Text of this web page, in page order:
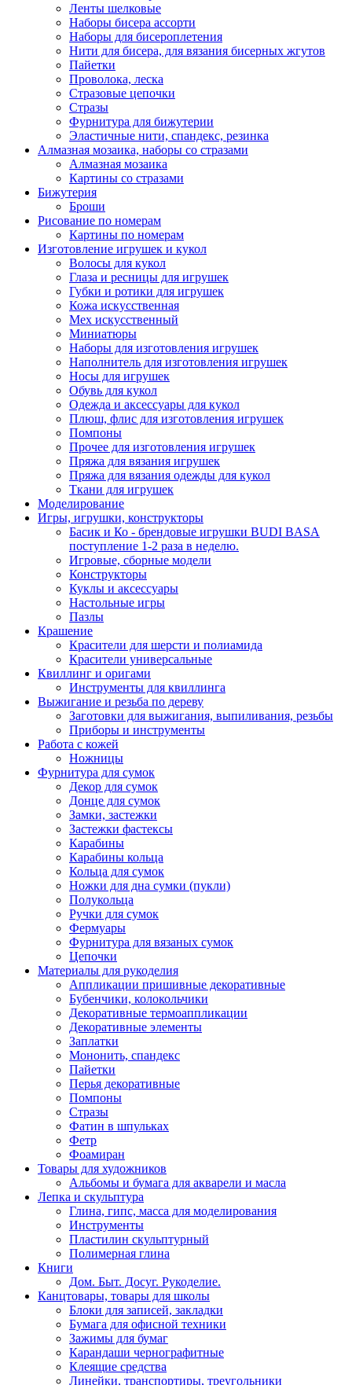
Ленты шелковые
Наборы бисера ассорти
Наборы для бисероплетения
Нити для бисера, для вязания бисерных жгутов
Пайетки
Проволока, леска
Стразовые цепочки
Стразы
Фурнитура для бижутерии
Эластичные нити, спандекс, резинка
Алмазная мозаика, наборы со стразами
Алмазная мозаика
Картины co стразами
Бижутерия
Броши
Рисование по номерам
Картины по номерам
Изготовление игрушек и кукол
Волосы для кукол
Глаза и ресницы для игрушек
Губки и ротики для игрушек
Кожа искусственная
Мех искусственный
Миниатюры
Наборы для изготовления игрушек
Наполнитель для изготовления игрушек
Носы для игрушек
Обувь для кукол
Одежда и аксессуары для кукол
Плюш, флис для изготовления игрушек
Помпоны
Прочее для изготовления игрушек
Пряжа для вязания игрушек
Пряжа для вязания одежды для кукол
Ткани для игрушек
Моделирование
Игры, игрушки, конструкторы
Басик и Ко - брендовые игрушки BUDI BASA
поступление 1-2 раза в неделю.
Игровые, сборные модели
Конструкторы
Куклы и аксессуары
Настольные игры
Пазлы
Крашение
Красители для шерсти и полиамида
Красители универсальные
Квиллинг и оригами
Инструменты для квиллинга
Выжигание и резьба по дереву
Заготовки для выжигания, выпиливания, резьбы
Приборы и инструменты
Работа с кожей
Ножницы
Фурнитура для сумок
Декор для сумок
Донце для сумок
Замки, застежки
Застежки фастексы
Карабины
Карабины кольца
Кольца для сумок
Ножки для дна сумки (пукли)
Полукольца
Ручки для сумок
Фермуары
Фурнитура для вязаных сумок
Цепочки
Материалы для рукоделия
Аппликации пришивные декоративные
Бубенчики, колокольчики
Декоративные термоаппликации
Декоративные элементы
Заплатки
Мононить, спандекс
Пайетки
Перья декоративные
Помпоны
Стразы
Фатин в шпульках
Фетр
Фоамиран
Товары для художников
Альбомы и бумага для акварели и масла
Лепка и скульптура
Глина, гипс, масса для моделирования
Инструменты
Пластилин скульптурный
Полимерная глина
Книги
Дом. Быт. Досуг. Рукоделие.
Канцтовары, товары для школы
Блоки для записей, закладки
Бумага для офисной техники
Зажимы для бумаг
Карандаши чернографитные
Клеящие средства
Линейки, транспортиры, треугольники